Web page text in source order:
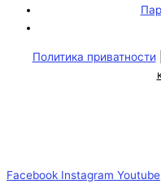
Политика приватности
Facebook Instagram Youtube